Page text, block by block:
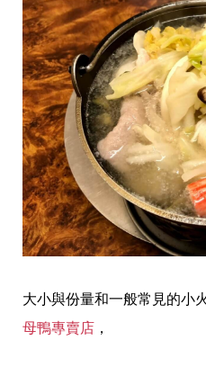
大小與份量和一般常見的小
母鴨專賣店，